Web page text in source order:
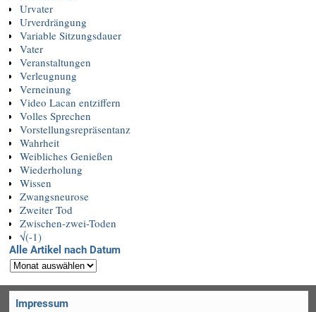
Urvater
Urverdrängung
Variable Sitzungsdauer
Vater
Veranstaltungen
Verleugnung
Verneinung
Video Lacan entziffern
Volles Sprechen
Vorstellungsrepräsentanz
Wahrheit
Weibliches Genießen
Wiederholung
Wissen
Zwangsneurose
Zweiter Tod
Zwischen-zwei-Toden
√(-1)
Alle Artikel nach Datum
Impressum